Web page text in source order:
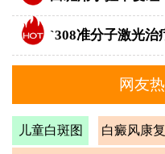
网友
儿童白斑图 白癜风康